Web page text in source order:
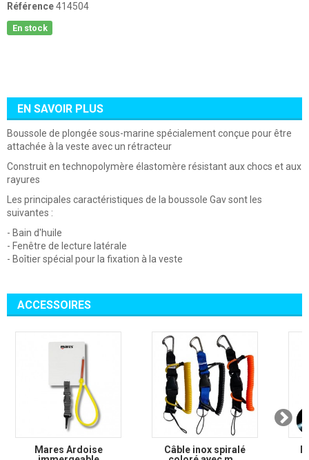
Référence414504
En stock
EN SAVOIR PLUS
Boussole de plongée sous-marine spécialement conçue pour être
attachée à la veste avec un rétracteur
Construit en technopolymère élastomère résistant aux chocs et aux
rayures
Les principales caractéristiques de la boussole Gav sont les
suivantes :
- Bain d'huile
- Fenêtre de lecture latérale
- Boîtier spécial pour la fixation à la veste
ACCESSOIRES
Mares Ardoise
Câble inox spiralé